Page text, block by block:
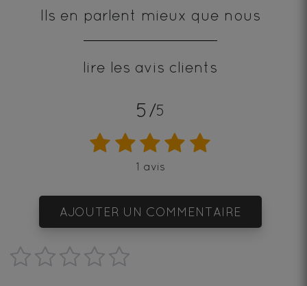
Ils en parlent mieux que nous
lire les avis clients
5/5
1 avis
AJOUTER UN COMMENTAIRE